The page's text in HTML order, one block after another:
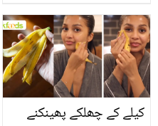
بتائے راز
کیلے کے چھلکے پھینکنے